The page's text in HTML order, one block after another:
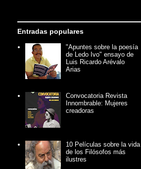
Entradas populares
"Apuntes sobre la poesía
de Ledo Ivo" ensayo de
Luis Ricardo Arévalo
Arias
Convocatoria Revista
Innombrable: Mujeres
creadoras
10 Películas sobre la vida
de los Filósofos más
ilustres